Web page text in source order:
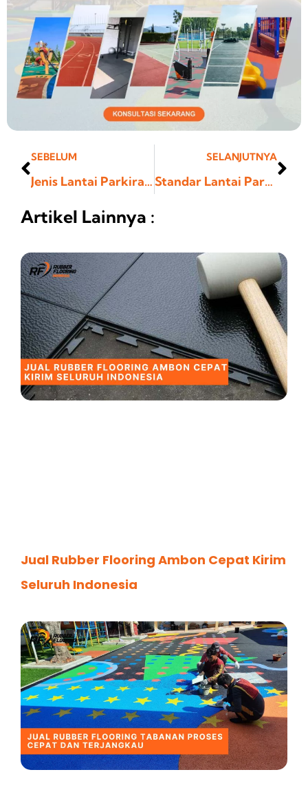
Prev
SEBELUM
Jenis Lantai Parkiran yang Aman untuk Berbagai Area
SELANJUTNYA
Standar Lantai Parkir Basement yang Perlu Diperhatikan
Artikel Lainnya :
Jual Rubber Flooring Ambon Cepat Kirim
Seluruh Indonesia